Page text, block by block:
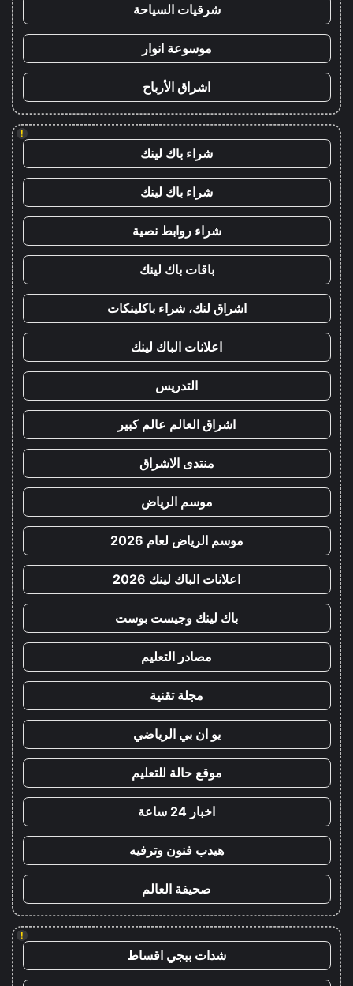
شرقيات السياحة
موسوعة انوار
اشراق الأرباح
!
شراء باك لينك
شراء باك لينك
شراء روابط نصية
باقات باك لينك
اشراق لنك، شراء باكلينكات
اعلانات الباك لينك
التدريس
اشراق العالم عالم كبير
منتدى الاشراق
موسم الرياض
موسم الرياض لعام 2026
اعلانات الباك لينك 2026
باك لينك وجيست بوست
مصادر التعليم
مجلة تقنية
يو ان بي الرياضي
موقع حالة للتعليم
اخبار 24 ساعة
هيدب فنون وترفيه
صحيفة العالم
!
شدات ببجي اقساط